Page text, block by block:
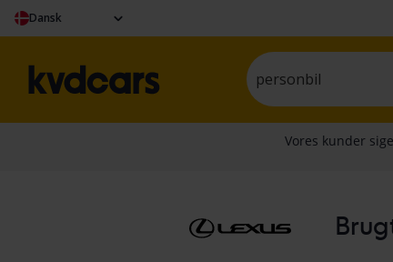
Dansk
personbil